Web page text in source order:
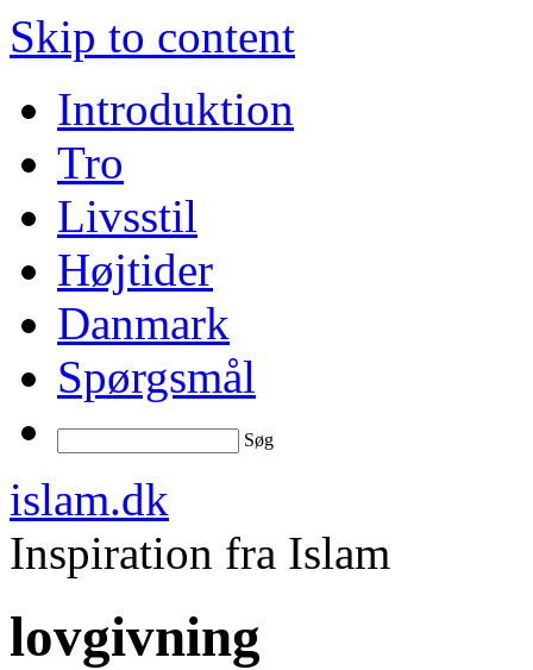
Skip to content
Introduktion
Tro
Livsstil
Højtider
Danmark
Spørgsmål
Søg
islam.dk
Inspiration fra Islam
lovgivning